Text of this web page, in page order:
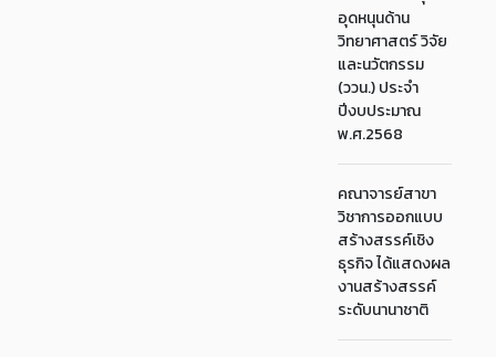
อุดหนุนด้าน
วิทยาศาสตร์ วิจัย
และนวัตกรรม
(ววน.) ประจำ
ปีงบประมาณ
พ.ศ.2568
คณาจารย์สาขา
วิชาการออกแบบ
สร้างสรรค์เชิง
ธุรกิจ ได้แสดงผล
งานสร้างสรรค์
ระดับนานาชาติ